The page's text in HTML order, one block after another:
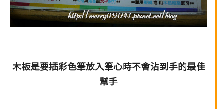
木板是要插彩色筆放入筆心時不會沾到手的最佳
幫手